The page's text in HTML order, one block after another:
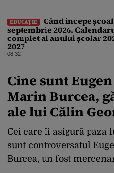
EDUCAȚIE
Când începe
septembrie 2026.
complet al anului școlar
2027
08:32
Cine sunt
Marin Burcea,
ale lui Călin
Cei care îi asigură paza
sunt controversatul
Burcea, un fost